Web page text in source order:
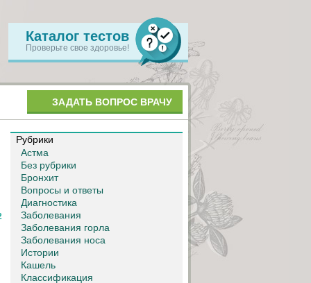
Каталог тестов
Проверьте свое здоровье!
ЗАДАТЬ ВОПРОС ВРАЧУ
Рубрики
Астма
Без рубрики
Бронхит
Вопросы и ответы
Диагностика
Заболевания
Заболевания горла
Заболевания носа
Истории
Кашель
Классификация